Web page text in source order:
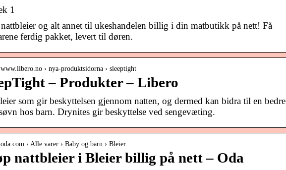
1
og alt annet til ukeshandelen billig i din matbutikk på nett! Få
ferdig pakket, levert til døren.
› nya-produktsidorna › sleeptight
– Produkter – Libero
som gir beskyttelsen gjennom natten, og dermed kan bidra til en bedre
hos barn. Drynites gir beskyttelse ved sengevæting.
› Alle varer › Baby og barn › Bleier
nattbleier i Bleier billig på nett – Oda